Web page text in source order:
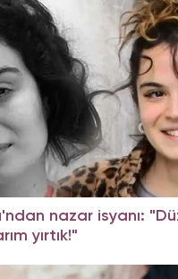
nazar isyanı:
yırtık!"